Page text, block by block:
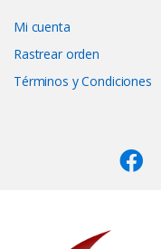
Mi cuenta
Rastrear orden
Términos y Condiciones